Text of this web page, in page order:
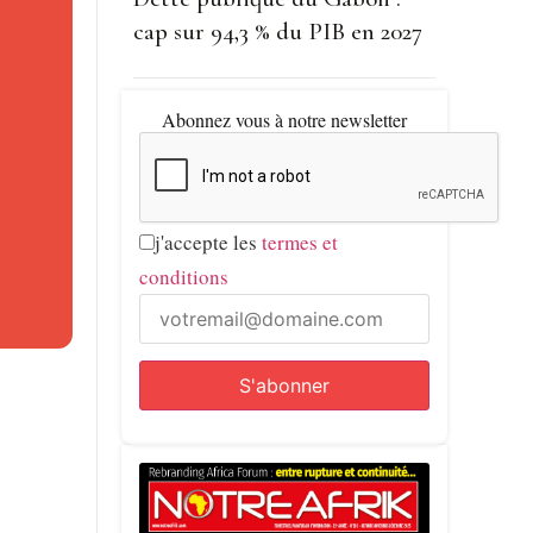
a
la
cap sur 94,3 % du PIB en 2027
Abonnez vous à notre newsletter
j'accepte les termes et
conditions